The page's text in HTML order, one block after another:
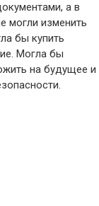
а в
могли изменить
бы купить
Могла бы
на будущее и